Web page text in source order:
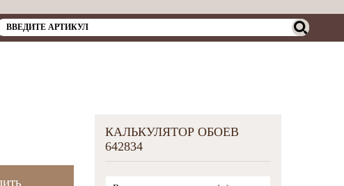
КАЛЬКУЛЯТОР ОБОЕВ
642834